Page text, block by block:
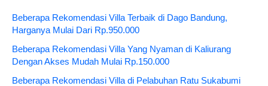
Beberapa Rekomendasi Villa Terbaik di Dago Bandung,
Harganya Mulai Dari Rp.950.000
Beberapa Rekomendasi Villa Yang Nyaman di Kaliurang
Dengan Akses Mudah Mulai Rp.150.000
Beberapa Rekomendasi Villa di Pelabuhan Ratu Sukabumi